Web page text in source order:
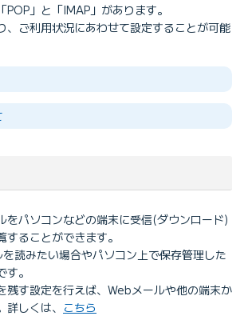
POP」と「IMAP」があります。
、ご利用状況にあわせて設定することが可能
をパソコンなどの端末に受信(ダウンロード)
することができます。
読みたい場合やパソコン上で保存管理した
。
残す設定を行えば、Webメールや他の端末か
しくは、 こちら